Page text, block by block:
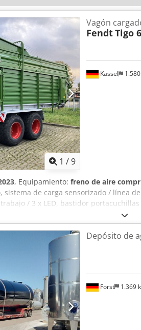
1 /9
Kassel
Vagón
FendtTigo
, Equipamiento: freno de aire
de carga sensorizado / línea
/ 3 x LED, bastidor
Forst 1.369
Depósito de